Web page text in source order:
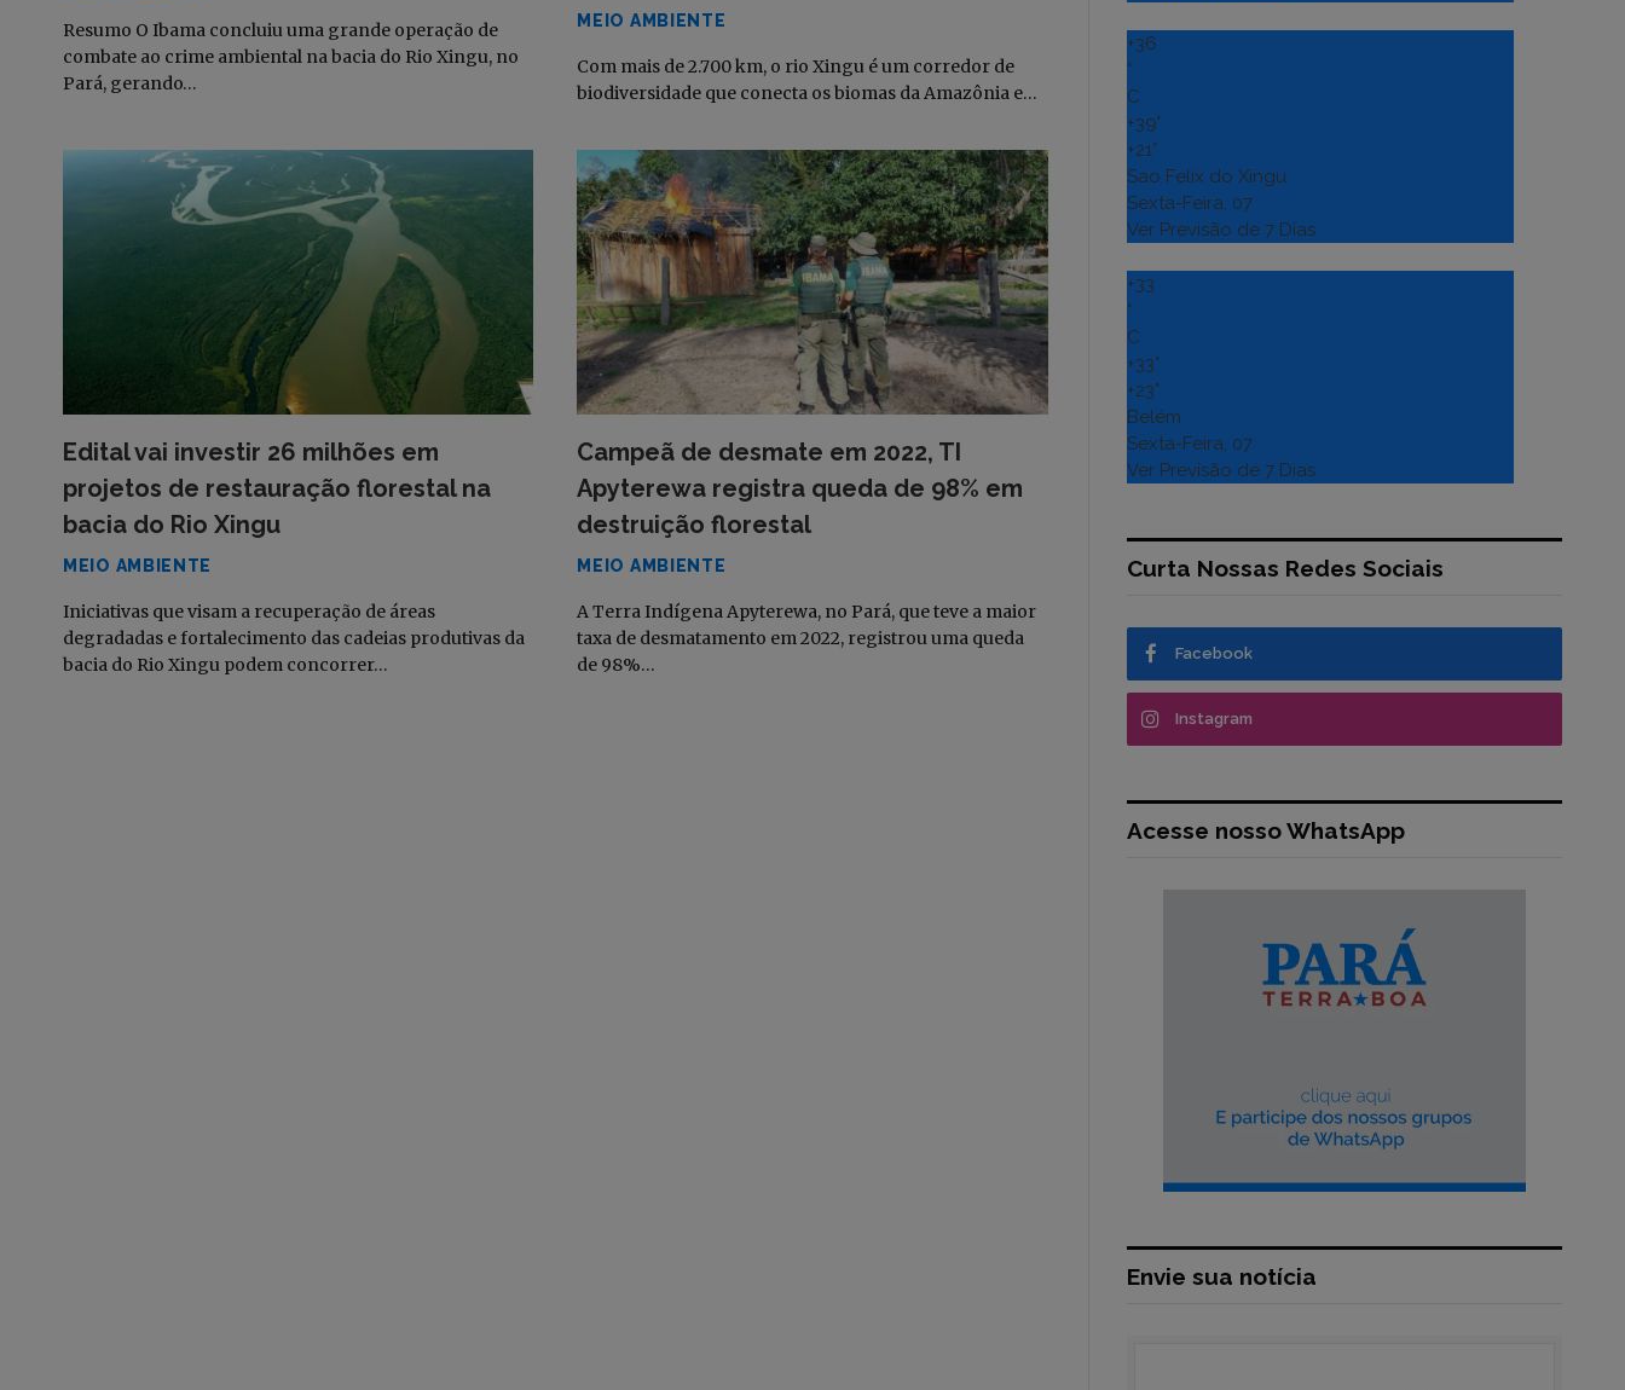
Resumo O Ibama concluiu uma grande operação de
combate ao crime ambiental na bacia do Rio Xingu, no
Pará, gerando…
MEIO AMBIENTE
Com mais de 2.700 km, o rio Xingu é um corredor de
biodiversidade que conecta os biomas da Amazônia e…
Edital vai investir 26 milhões em
projetos de restauração florestal na
bacia do Rio Xingu
MEIO AMBIENTE
Iniciativas que visam a recuperação de áreas
degradadas e fortalecimento das cadeias produtivas da
bacia do Rio Xingu podem concorrer…
Campeã de desmate em 2022, TI
Apyterewa registra queda de 98% em
destruição florestal
MEIO AMBIENTE
A Terra Indígena Apyterewa, no Pará, que teve a maior
taxa de desmatamento em 2022, registrou uma queda
de 98%…
+36
°
C
+39°
+21°
Sao Felix do Xingu
Sexta-Feira, 07
Ver Previsão de 7 Dias
+33
°
C
+33°
+23°
Belém
Sexta-Feira, 07
Ver Previsão de 7 Dias
Curta Nossas Redes Sociais
Facebook
Instagram
Acesse nosso WhatsApp
Envie sua notícia